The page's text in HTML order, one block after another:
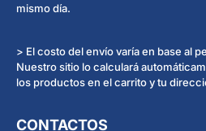
mismo día.
> El costo del envío varía en base al
Nuestro sitio lo calculará
los productos en el carrito y tu
CONTACTOS